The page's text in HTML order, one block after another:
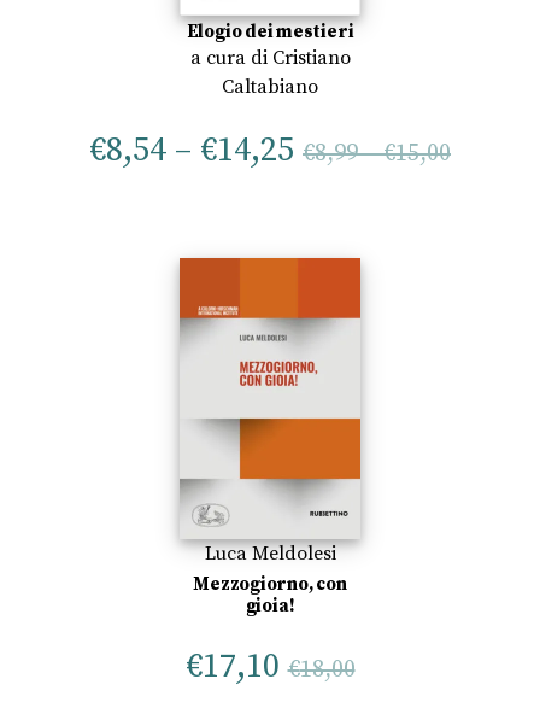
Elogio dei mestieri
a cura di Cristiano
Caltabiano
€8,54 – €14,25 €8,99–€15,00
Luca Meldolesi
Mezzogiorno, con
gioia!
€17,10 €18,00